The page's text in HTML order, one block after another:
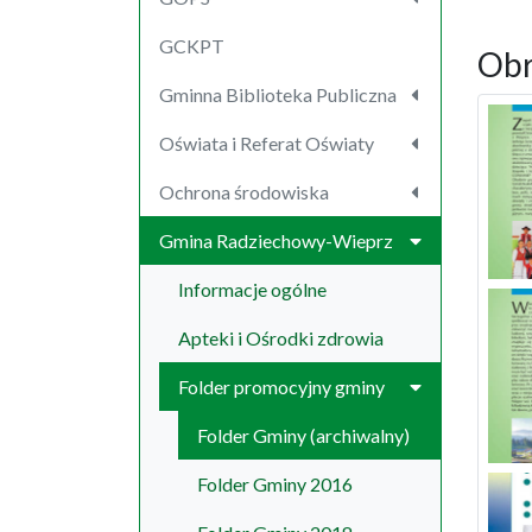
GCKPT
Gminna Biblioteka Publiczna
Oświata i Referat Oświaty
Ochrona środowiska
Gmina Radziechowy-Wieprz
Informacje ogólne
Apteki i Ośrodki zdrowia
Folder promocyjny gminy
Folder Gminy (archiwalny)
Folder Gminy 2016